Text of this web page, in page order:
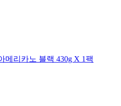
메리카노 블랙 430g X 1팩